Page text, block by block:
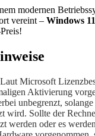
modernen
vereint – Windows
Laut Microsoft
Aktivierung
unbegrenzt,
wird. Sollte der
werden oder es